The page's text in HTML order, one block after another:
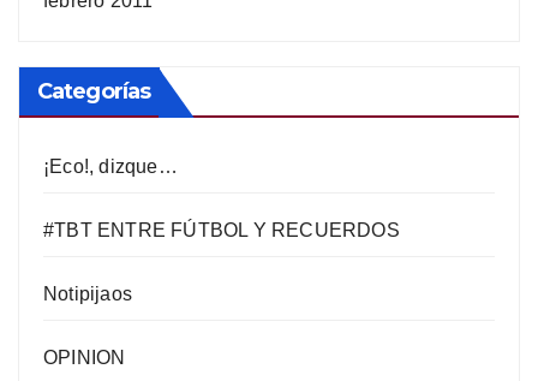
Categorías
¡Eco!, dizque…
#TBT ENTRE FÚTBOL Y RECUERDOS
Notipijaos
OPINION